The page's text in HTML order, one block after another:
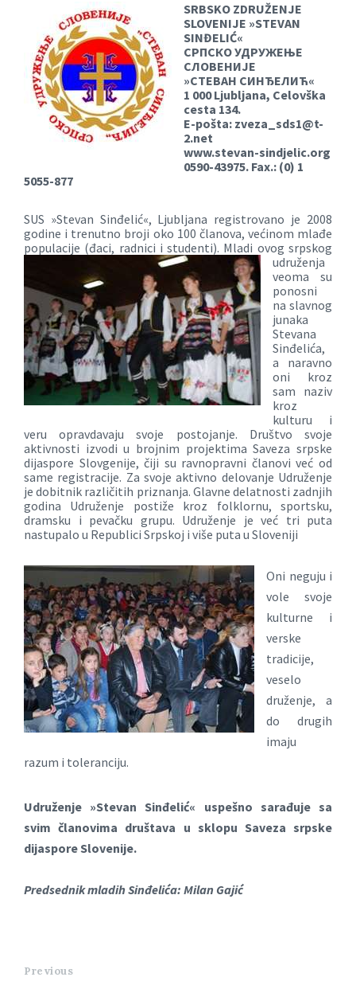
SRBSKO ZDRUŽENJE
SLOVENIJE »STEVAN
SINĐELIĆ«
СРПСКО УДРУЖЕЊЕ
СЛОВЕНИЈЕ
»СТЕВАН СИНЂЕЛИЋ«
1 000 Ljubljana, Celovška
cesta 134.
E-pošta: zveza_sds1@t-
2.net
www.stevan-sindjelic.org
0590-43975. Fax.: (0) 1
5055-877
SUS »Stevan Sinđelić«, Ljubljana registrovano je 2008
godine i trenutno broji oko 100 članova, većinom mlađe
populacije (đaci, radnici i studenti). Mladi ovog srpskog
udruženja
veoma su
ponosni
na slavnog
junaka
Stevana
Sinđelića,
a naravno
oni kroz
sam naziv
kroz
kulturu i
veru opravdavaju svoje postojanje. Društvo svoje
aktivnosti izvodi u brojnim projektima Saveza srpske
dijaspore Slovgenije, čiji su ravnopravni članovi već od
same registracije. Za svoje aktivno delovanje Udruženje
je dobitnik različitih priznanja. Glavne delatnosti zadnjih
godina Udruženje postiže kroz folklornu, sportsku,
dramsku i pevačku grupu. Udruženje je već tri puta
nastupalo u Republici Srpskoj i više puta u Sloveniji
Oni neguju i
vole svoje
kulturne i
verske
tradicije,
veselo
druženje, a
do drugih
imaju
razum i toleranciju.
Udruženje »Stevan Sinđelić« uspešno sarađuje sa
svim članovima društava u sklopu Saveza srpske
dijaspore Slovenije.
Predsednik mladih Sinđelića: Milan Gajić
Previous